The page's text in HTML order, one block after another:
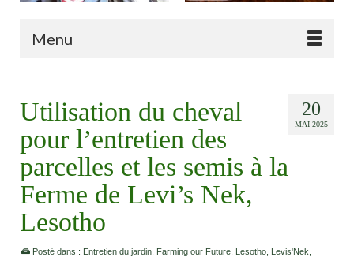
Menu
20
MAI 2025
Utilisation du cheval
pour l’entretien des
parcelles et les semis à la
Ferme de Levi’s Nek,
Lesotho
Posté dans : Entretien du jardin Farming our Future Lesotho Levis'Nek